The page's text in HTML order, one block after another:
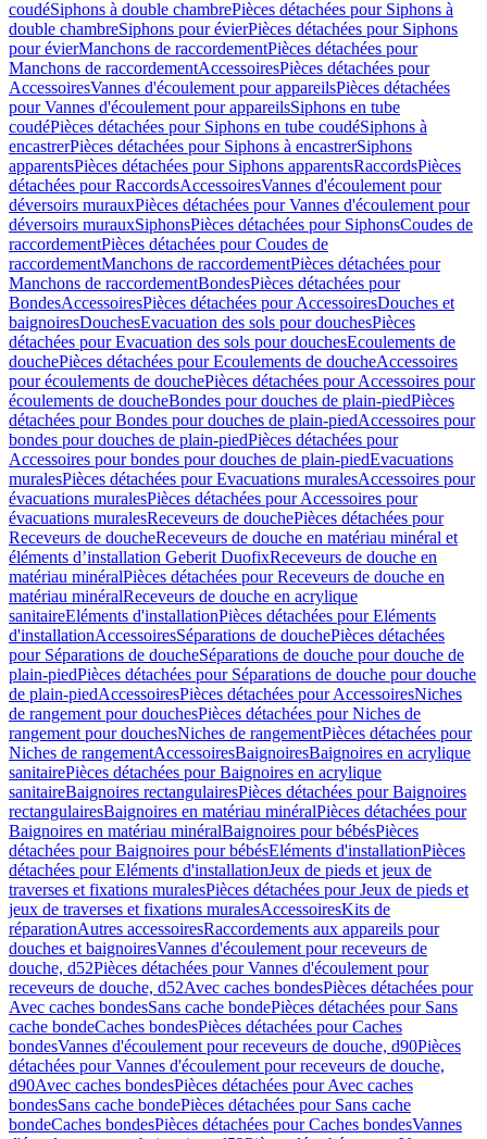
coudéSiphons à double chambrePièces détachées pour Siphons à
double chambreSiphons pour évierPièces détachées pour Siphons
pour évierManchons de raccordementPièces détachées pour
Manchons de raccordementAccessoiresPièces détachées pour
AccessoiresVannes d'écoulement pour appareilsPièces détachées
pour Vannes d'écoulement pour appareilsSiphons en tube
coudéPièces détachées pour Siphons en tube coudéSiphons à
encastrerPièces détachées pour Siphons à encastrerSiphons
apparentsPièces détachées pour Siphons apparentsRaccordsPièces
détachées pour RaccordsAccessoiresVannes d'écoulement pour
déversoirs murauxPièces détachées pour Vannes d'écoulement pour
déversoirs murauxSiphonsPièces détachées pour SiphonsCoudes de
raccordementPièces détachées pour Coudes de
raccordementManchons de raccordementPièces détachées pour
Manchons de raccordementBondesPièces détachées pour
BondesAccessoiresPièces détachées pour AccessoiresDouches et
baignoiresDouchesEvacuation des sols pour douchesPièces
détachées pour Evacuation des sols pour douchesEcoulements de
douchePièces détachées pour Ecoulements de doucheAccessoires
pour écoulements de douchePièces détachées pour Accessoires pour
écoulements de doucheBondes pour douches de plain-piedPièces
détachées pour Bondes pour douches de plain-piedAccessoires pour
bondes pour douches de plain-piedPièces détachées pour
Accessoires pour bondes pour douches de plain-piedEvacuations
muralesPièces détachées pour Evacuations muralesAccessoires pour
évacuations muralesPièces détachées pour Accessoires pour
évacuations muralesReceveurs de douchePièces détachées pour
Receveurs de doucheReceveurs de douche en matériau minéral et
éléments d’installation Geberit DuofixReceveurs de douche en
matériau minéralPièces détachées pour Receveurs de douche en
matériau minéralReceveurs de douche en acrylique
sanitaireEléments d'installationPièces détachées pour Eléments
d'installationAccessoiresSéparations de douchePièces détachées
pour Séparations de doucheSéparations de douche pour douche de
plain-piedPièces détachées pour Séparations de douche pour douche
de plain-piedAccessoiresPièces détachées pour AccessoiresNiches
de rangement pour douchesPièces détachées pour Niches de
rangement pour douchesNiches de rangementPièces détachées pour
Niches de rangementAccessoiresBaignoiresBaignoires en acrylique
sanitairePièces détachées pour Baignoires en acrylique
sanitaireBaignoires rectangulairesPièces détachées pour Baignoires
rectangulairesBaignoires en matériau minéralPièces détachées pour
Baignoires en matériau minéralBaignoires pour bébésPièces
détachées pour Baignoires pour bébésEléments d'installationPièces
détachées pour Eléments d'installationJeux de pieds et jeux de
traverses et fixations muralesPièces détachées pour Jeux de pieds et
jeux de traverses et fixations muralesAccessoiresKits de
réparationAutres accessoiresRaccordements aux appareils pour
douches et baignoiresVannes d'écoulement pour receveurs de
douche, d52Pièces détachées pour Vannes d'écoulement pour
receveurs de douche, d52Avec caches bondesPièces détachées pour
Avec caches bondesSans cache bondePièces détachées pour Sans
cache bondeCaches bondesPièces détachées pour Caches
bondesVannes d'écoulement pour receveurs de douche, d90Pièces
détachées pour Vannes d'écoulement pour receveurs de douche,
d90Avec caches bondesPièces détachées pour Avec caches
bondesSans cache bondePièces détachées pour Sans cache
bondeCaches bondesPièces détachées pour Caches bondesVannes